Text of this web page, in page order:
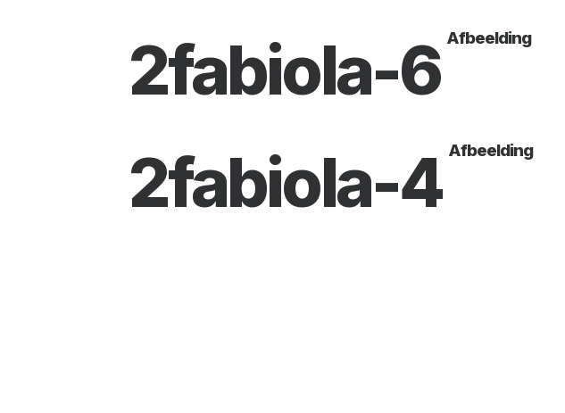
2fabiola-6 Afbeelding
2fabiola-4 Afbeelding